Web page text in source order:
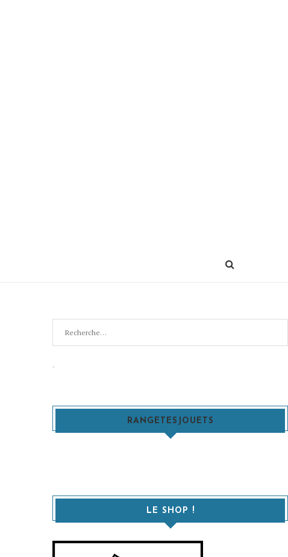
pour
:
RANGETESJOUETS
LE SHOP !